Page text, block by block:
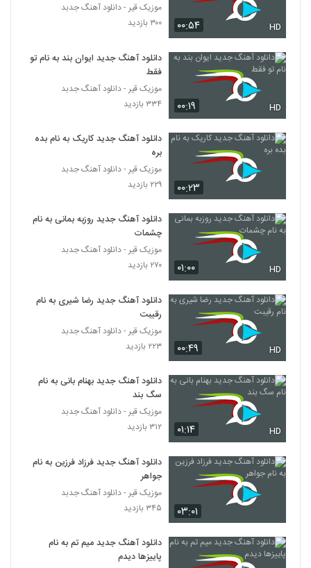
5371
Morteza Ahmadi I Lajbaz
۲۰۹ بازدید
دانلود آهنگ جواد آبادیان مرد و قولش
5373
آهنگ فردین کنعانی بنام بد باشی هم خوبه
۲۳۰ بازدید
Behzad Tarock 12 Shab
۲۲۸ بازدید
دانلود آهنگ جدید و زیبای علی مقدم با نام بوم
5376 تقدیر
5377
Fadavi Dastat Doore)
موزیک زیبای شهر چشمات از پوریا سلیمانی
5379
Birahm)
5380
Moein Geo Mofrad
۲۴۴ بازدید
هادی یوسف زاده آهنگ حقیقت
۰۰:۵۴ HD
موزیک قیر - دانلود آهنگ جدبد
۳۰۰ بازدید
۰۰:۱۹ HD
دانلود آهنگ جدید ایوان بند به نام تو
فقط
موزیک قیر - دانلود آهنگ جدبد
۳۳۴ بازدید
۰۰:۲۳
دانلود آهنگ جدید کاریک به نام بده
بره
موزیک قیر - دانلود آهنگ جدبد
۲۲۹ بازدید
۰۱:۰۰ HD
دانلود آهنگ جدید روزبه بمانی به نام
چشمات
موزیک قیر - دانلود آهنگ جدبد
۲۷۰ بازدید
۰۰:۴۹ HD
دانلود آهنگ جدید رضا شیری به نام
رقیبت
موزیک قیر - دانلود آهنگ جدبد
۲۲۳ بازدید
۰۱:۱۴ HD
دانلود آهنگ جدید بهنام بانی به نام
سگ بند
موزیک قیر - دانلود آهنگ جدبد
۳۱۲ بازدید
۰۳:۰۱
دانلود آهنگ جدید فرزاد فرزین به نام
جواهر
موزیک قیر - دانلود آهنگ جدبد
۳۴۵ بازدید
دانلود آهنگ جدید میم تم به نام
پاییزها دیدم